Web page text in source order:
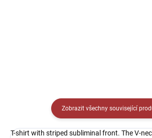
Zobrazit všechny související
T-shirt with striped subliminal front. The V-